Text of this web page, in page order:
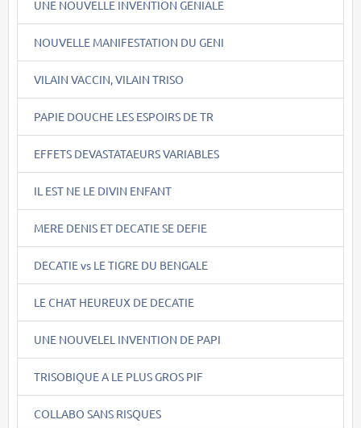
UNE NOUVELLE INVENTION GENIALE
NOUVELLE MANIFESTATION DU GENI
VILAIN VACCIN, VILAIN TRISO
PAPIE DOUCHE LES ESPOIRS DE TR
EFFETS DEVASTATAEURS VARIABLES
IL EST NE LE DIVIN ENFANT
MERE DENIS ET DECATIE SE DEFIE
DECATIE vs LE TIGRE DU BENGALE
LE CHAT HEUREUX DE DECATIE
UNE NOUVELEL INVENTION DE PAPI
TRISOBIQUE A LE PLUS GROS PIF
COLLABO SANS RISQUES